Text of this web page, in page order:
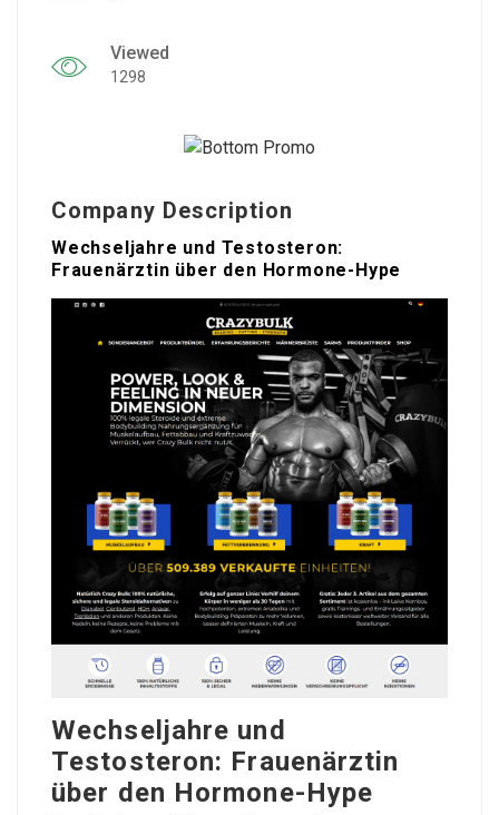
Viewed
1298
Company Description
Wechseljahre und Testosteron:
Frauenärztin über den Hormone-Hype
Wechseljahre und
Testosteron: Frauenärztin
über den Hormone-Hype